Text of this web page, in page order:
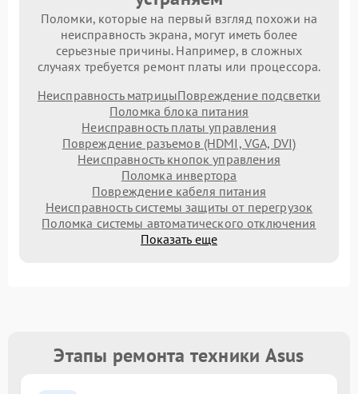
Поломки, которые на первый взгляд похожи на
неисправность экрана, могут иметь более
серьезные причины. Например, в сложных
случаях требуется ремонт платы или процессора.
Неисправность матрицыПовреждение подсветки
Поломка блока питания
Неисправность платы управления
Повреждение разъемов (HDMI, VGA, DVI)
Неисправность кнопок управления
Поломка инвертора
Повреждение кабеля питания
Неисправность системы защиты от перегрузок
Поломка системы автоматического отключения
Показать еще
Этапы ремонта техники Asus